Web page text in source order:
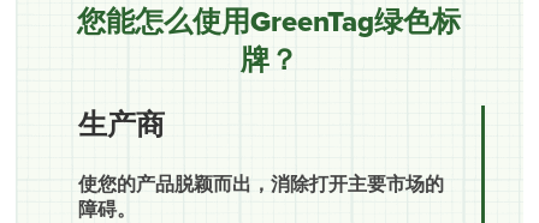
您能怎么使用GreenTag绿色标
牌？
生产商
使您的产品脱颖而出，消除打开主要市场的
障碍。